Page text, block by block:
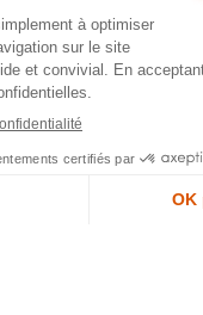
de Gaulle, 69200
2025 Silverstone